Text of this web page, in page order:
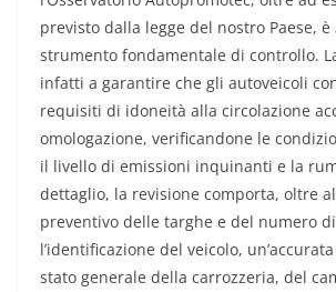
previsto dalla legge del nostro Paese,
strumento fondamentale di controllo.
infatti a garantire che gli autoveicoli
requisiti di idoneità alla circolazione
omologazione, verificandone le
il livello di emissioni inquinanti e la
dettaglio, la revisione comporta, oltre
preventivo delle targhe e del numero
l’identificazione del veicolo,
stato generale della carrozzeria, del